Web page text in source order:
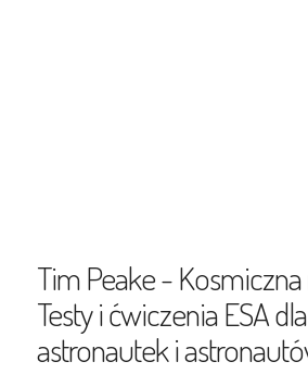
Tim Peake -
Testy i ćwiczenia ESA
astronautek i